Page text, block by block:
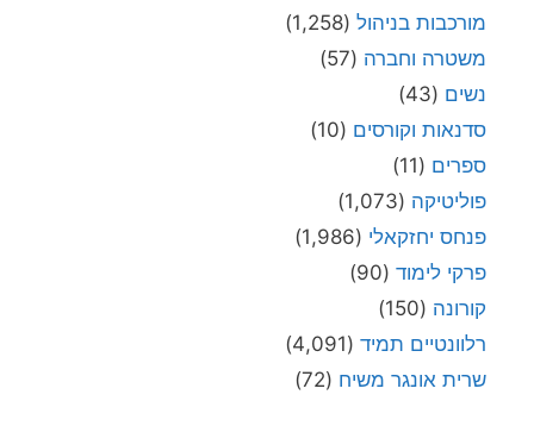
מורכבות בניהול (1,258)
משטרה וחברה (57)
נשים (43)
סדנאות וקורסים (10)
ספרים (11)
פוליטיקה (1,073)
פנחס יחזקאלי (1,986)
פרקי לימוד (90)
קורונה (150)
רלוונטיים תמיד (4,091)
שרית אונגר משיח (72)